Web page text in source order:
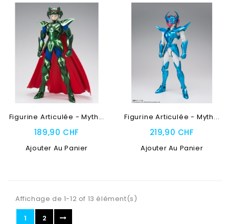
Figurine Articulée - Myth...
189,90 CHF
Ajouter Au Panier
Figurine Articulée - Myth...
219,90 CHF
Ajouter Au Panier
Affichage de 1-12 of 13 élément(s)
1
2